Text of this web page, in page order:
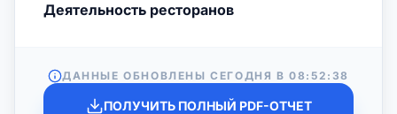
Деятельность ресторанов
ДАННЫЕ ОБНОВЛЕНЫ СЕГОДНЯ В08:52:38
ПОЛУЧИТЬ ПОЛНЫЙ PDF-ОТЧЕТ